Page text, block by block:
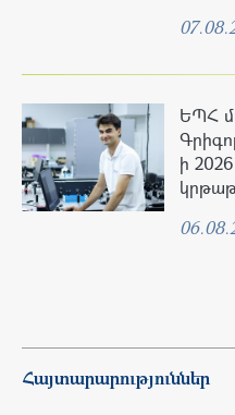
ԵՊՀ
ի
Հայտարարություններ